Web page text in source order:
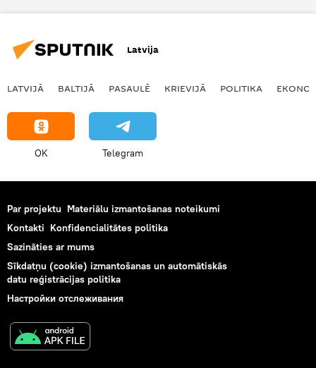
Latvija
LATVIJĀ BALTIJĀ PASAULĒ KRIEVIJĀ POLITIKA
OK Telegram
Par projektu Materiālu izmantošanas noteikumi
Kontakti Konfidencialitātes politika
Sazināties ar mums
Sīkdatņu (cookie) izmantošanas un automātiskās
datu reģistrācijas politika
Настройки отслеживания